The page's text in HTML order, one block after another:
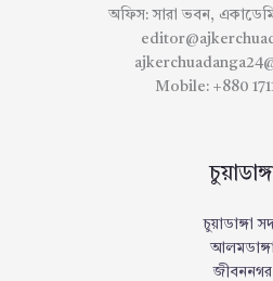
অফিস: সারা ভবন,
Mobile: +880
চুয়াডাঙ্গা
চুয়াডাঙ্গা
আলমডাঙ্গা
জীবননগর